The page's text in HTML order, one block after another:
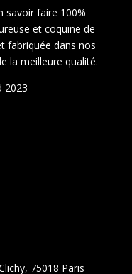
savoir faire 100%
et coquine de
fabriquée dans nos
la meilleure qualité.
2023
75018 Paris